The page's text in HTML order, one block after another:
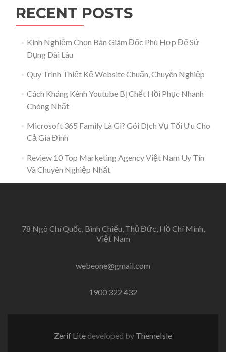
RECENT POSTS
Kinh Nghiệm Chọn Bàn Giám Đốc Phù Hợp Để Sử
Dụng Dài Lâu
Quy Trình Thiết Kế Website Chuẩn, Chuyên Nghiệp
Cách Kháng Kênh Youtube Bị Chết Hồi Phục Nhanh
Chóng Nhất
Microsoft 365 Family Là Gì? Gói Dịch Vụ Tối Ưu Cho
Cả Gia Đình
Review 10 Top Marketing Agency Việt Nam Uy Tín
Và Chuyên Nghiệp Nhất
78 Ngô Chí Quốc, Bình Chiểu, Thủ Đức, Hồ Chí Minh,
Việt Nam
webeone@gmail.com
1900 322 432
Zerif Lite developed by ThemeIsle